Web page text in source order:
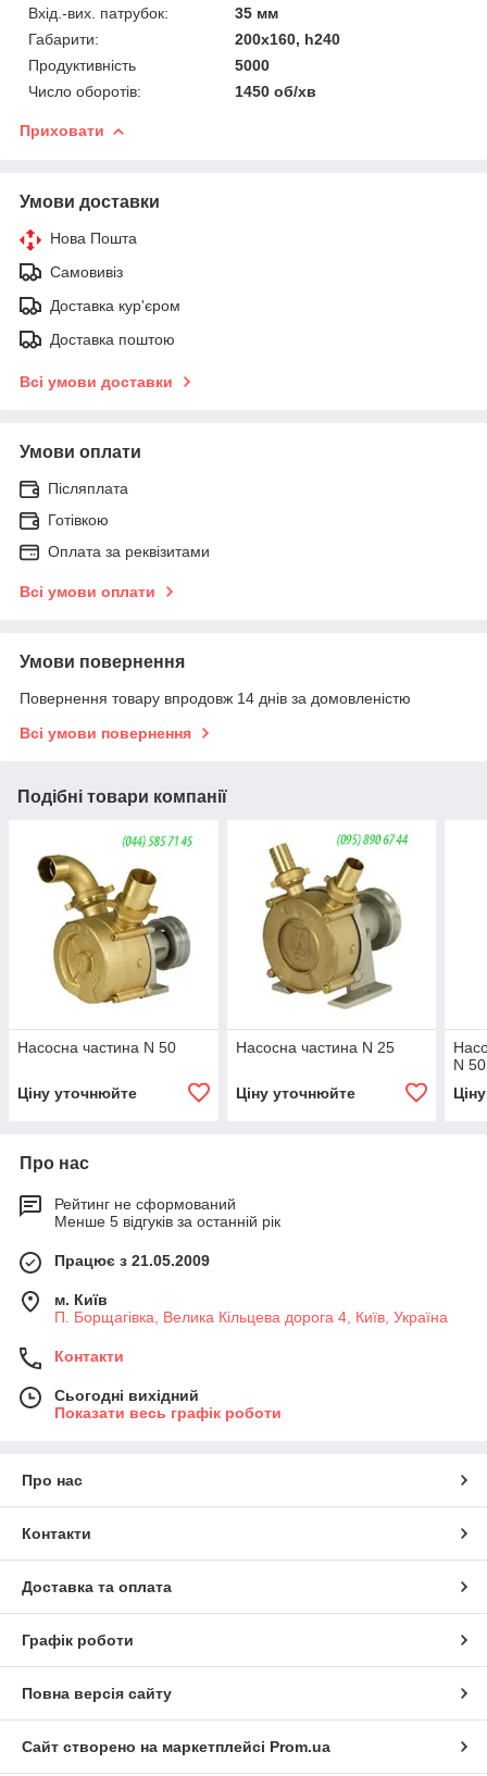
Вхід.-вих. патрубок:
35 мм
Габарити:
200х160, h240
Продуктивність
5000
Число оборотів:
1450 об/хв
Приховати
Умови доставки
Нова Пошта
Самовивіз
Доставка кур'єром
Доставка поштою
Всі умови доставки
Умови оплати
Післяплата
Готівкою
Оплата за реквізитами
Всі умови оплати
Умови повернення
Повернення товару впродовж 14 днів за домовленістю
Всі умови повернення
Подібні товари компанії
Насосна частина N 50
Ціну уточнюйте
Насосна частина N 25
Ціну уточнюйте
N 50
Про нас
Рейтинг не сформований
Менше 5 відгуків за останній рік
Працює з 21.05.2009
м. Київ
П. Борщагівка, Велика Кільцева дорога 4, Київ, Україна
Контакти
Сьогодні вихідний
Показати весь графік роботи
Про нас
Контакти
Доставка та оплата
Графік роботи
Повна версія сайту
Сайт створено на маркетплейсі Prom.ua